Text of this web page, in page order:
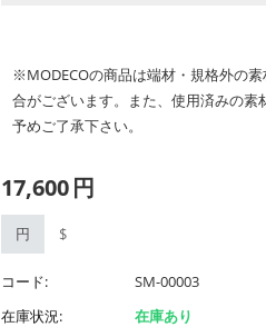
※MODECOの商品は端材・規格外の
合がございます。また、使用済みの素
予めご了承下さい。
17,600円
円 $
コード:
SM-00003
在庫状況:
在庫あり